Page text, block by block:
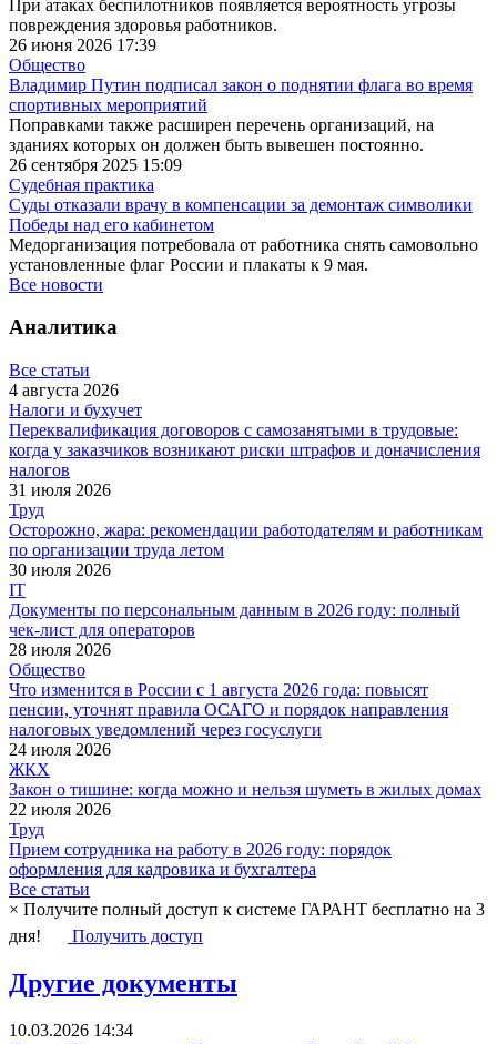
При атаках беспилотников появляется вероятность угрозы
повреждения здоровья работников.
26 июня 2026 17:39
Общество
Владимир Путин подписал закон о поднятии флага во время
спортивных мероприятий
Поправками также расширен перечень организаций, на
зданиях которых он должен быть вывешен постоянно.
26 сентября 2025 15:09
Судебная практика
Суды отказали врачу в компенсации за демонтаж символики
Победы над его кабинетом
Медорганизация потребовала от работника снять самовольно
установленные флаг России и плакаты к 9 мая.
Все новости
Аналитика
Все статьи
4 августа 2026
Налоги и бухучет
Переквалификация договоров с самозанятыми в трудовые:
когда у заказчиков возникают риски штрафов и доначисления
налогов
31 июля 2026
Труд
Осторожно, жара: рекомендации работодателям и работникам
по организации труда летом
30 июля 2026
IT
Документы по персональным данным в 2026 году: полный
чек-лист для операторов
28 июля 2026
Общество
Что изменится в России с 1 августа 2026 года: повысят
пенсии, уточнят правила ОСАГО и порядок направления
налоговых уведомлений через госуслуги
24 июля 2026
ЖКХ
Закон о тишине: когда можно и нельзя шуметь в жилых домах
22 июля 2026
Труд
Прием сотрудника на работу в 2026 году: порядок
оформления для кадровика и бухгалтера
Все статьи
× Получите полный доступ к системе ГАРАНТ бесплатно на 3
дня!
Получить доступ
Другие документы
10.03.2026 14:34